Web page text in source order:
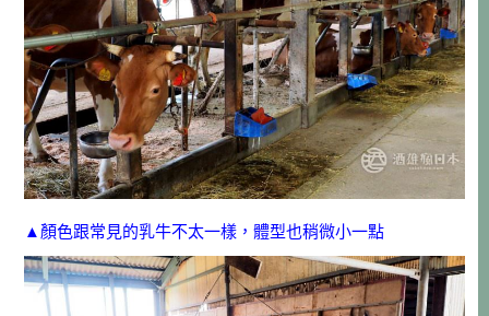
▲顏色跟常見的乳牛不太一樣，體型也稍微小一點